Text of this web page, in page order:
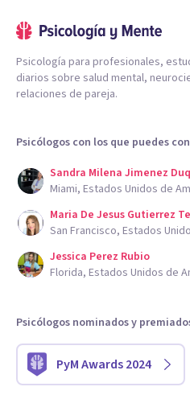
Psicología para profesionales,
diarios sobre salud mental,
relaciones de pareja.
Psicólogos con los que puedes
Sandra Milena Jimenez
Miami, Estados Unidos de
Maria De Jesus Gutierrez
San Francisco, Estados
Jessica Perez Rubio
Florida, Estados Unidos de
Psicólogos nominados y
PyM Awards 2024